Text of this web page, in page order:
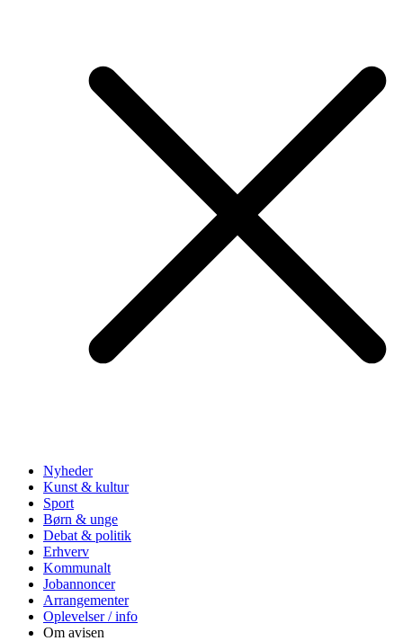
Nyheder
Kunst & kultur
Sport
Børn & unge
Debat & politik
Erhverv
Kommunalt
Jobannoncer
Arrangementer
Oplevelser / info
Om avisen